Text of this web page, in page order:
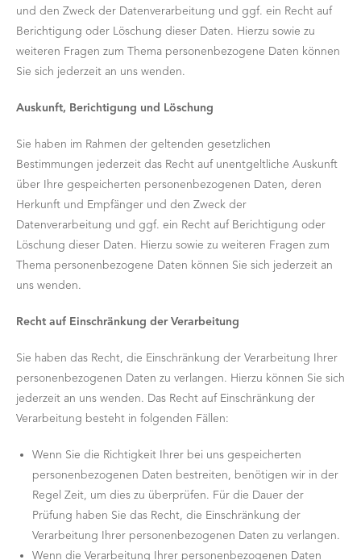
und den Zweck der Datenverarbeitung und ggf. ein Recht auf
Berichtigung oder Löschung dieser Daten. Hierzu sowie zu
weiteren Fragen zum Thema personenbezogene Daten können
Sie sich jederzeit an uns wenden.
Auskunft, Berichtigung und Löschung
Sie haben im Rahmen der geltenden gesetzlichen
Bestimmungen jederzeit das Recht auf unentgeltliche Auskunft
über Ihre gespeicherten personenbezogenen Daten, deren
Herkunft und Empfänger und den Zweck der
Datenverarbeitung und ggf. ein Recht auf Berichtigung oder
Löschung dieser Daten. Hierzu sowie zu weiteren Fragen zum
Thema personenbezogene Daten können Sie sich jederzeit an
uns wenden.
Recht auf Einschränkung der Verarbeitung
Sie haben das Recht, die Einschränkung der Verarbeitung Ihrer
personenbezogenen Daten zu verlangen. Hierzu können Sie sich
jederzeit an uns wenden. Das Recht auf Einschränkung der
Verarbeitung besteht in folgenden Fällen:
Wenn Sie die Richtigkeit Ihrer bei uns gespeicherten
personenbezogenen Daten bestreiten, benötigen wir in der
Regel Zeit, um dies zu überprüfen. Für die Dauer der
Prüfung haben Sie das Recht, die Einschränkung der
Verarbeitung Ihrer personenbezogenen Daten zu verlangen.
Wenn die Verarbeitung Ihrer personenbezogenen Daten